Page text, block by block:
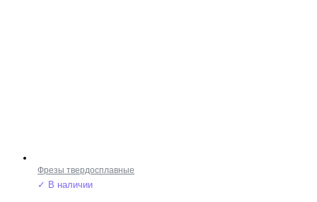
Фрезы твердосплавные
✓ В наличии